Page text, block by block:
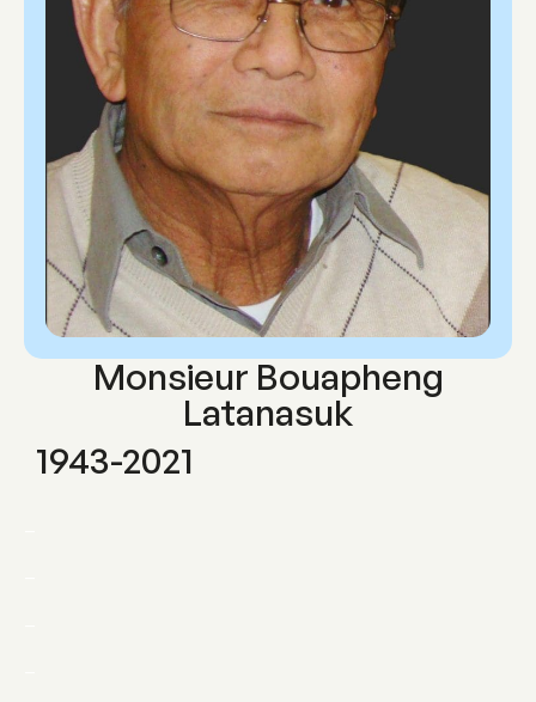
Monsieur Bouapheng
Latanasuk
1943-2021